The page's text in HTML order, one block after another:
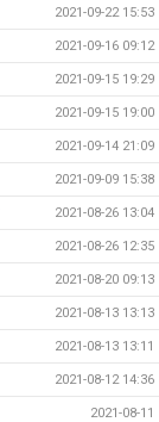
2021-09-22 15:53
2021-09-16 09:12
2021-09-15 19:29
2021-09-15 19:00
2021-09-14 21:09
2021-09-09 15:38
2021-08-26 13:04
2021-08-26 12:35
2021-08-20 09:13
2021-08-13 13:13
2021-08-13 13:11
2021-08-12 14:36
2021-08-11